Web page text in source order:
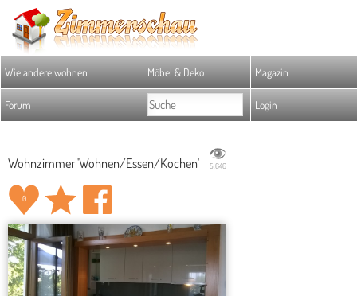
Wie andere wohnen Möbel & Deko Magazin
Forum Login
Wohnzimmer 'Wohnen/Essen/Kochen' 5.646
0